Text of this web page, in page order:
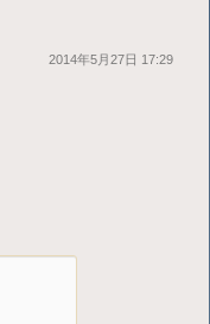
2014年5月27日 17:29